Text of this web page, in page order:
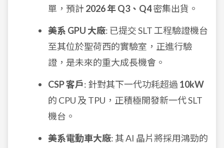
單，預計 2026 年 Q3、Q4密集出貨。
美系 GPU 大廠: 已提交 SLT 工程驗證機台
至其位於聖荷西的實驗室，正進行驗
證，是未來的重大成長機會。
CSP 客戶: 針對其下一代功耗超過 10kW
的 CPU 及 TPU，正積極開發新一代 SLT
機台。
美系電動車大廠: 其 AI 晶片將採用鴻勁的